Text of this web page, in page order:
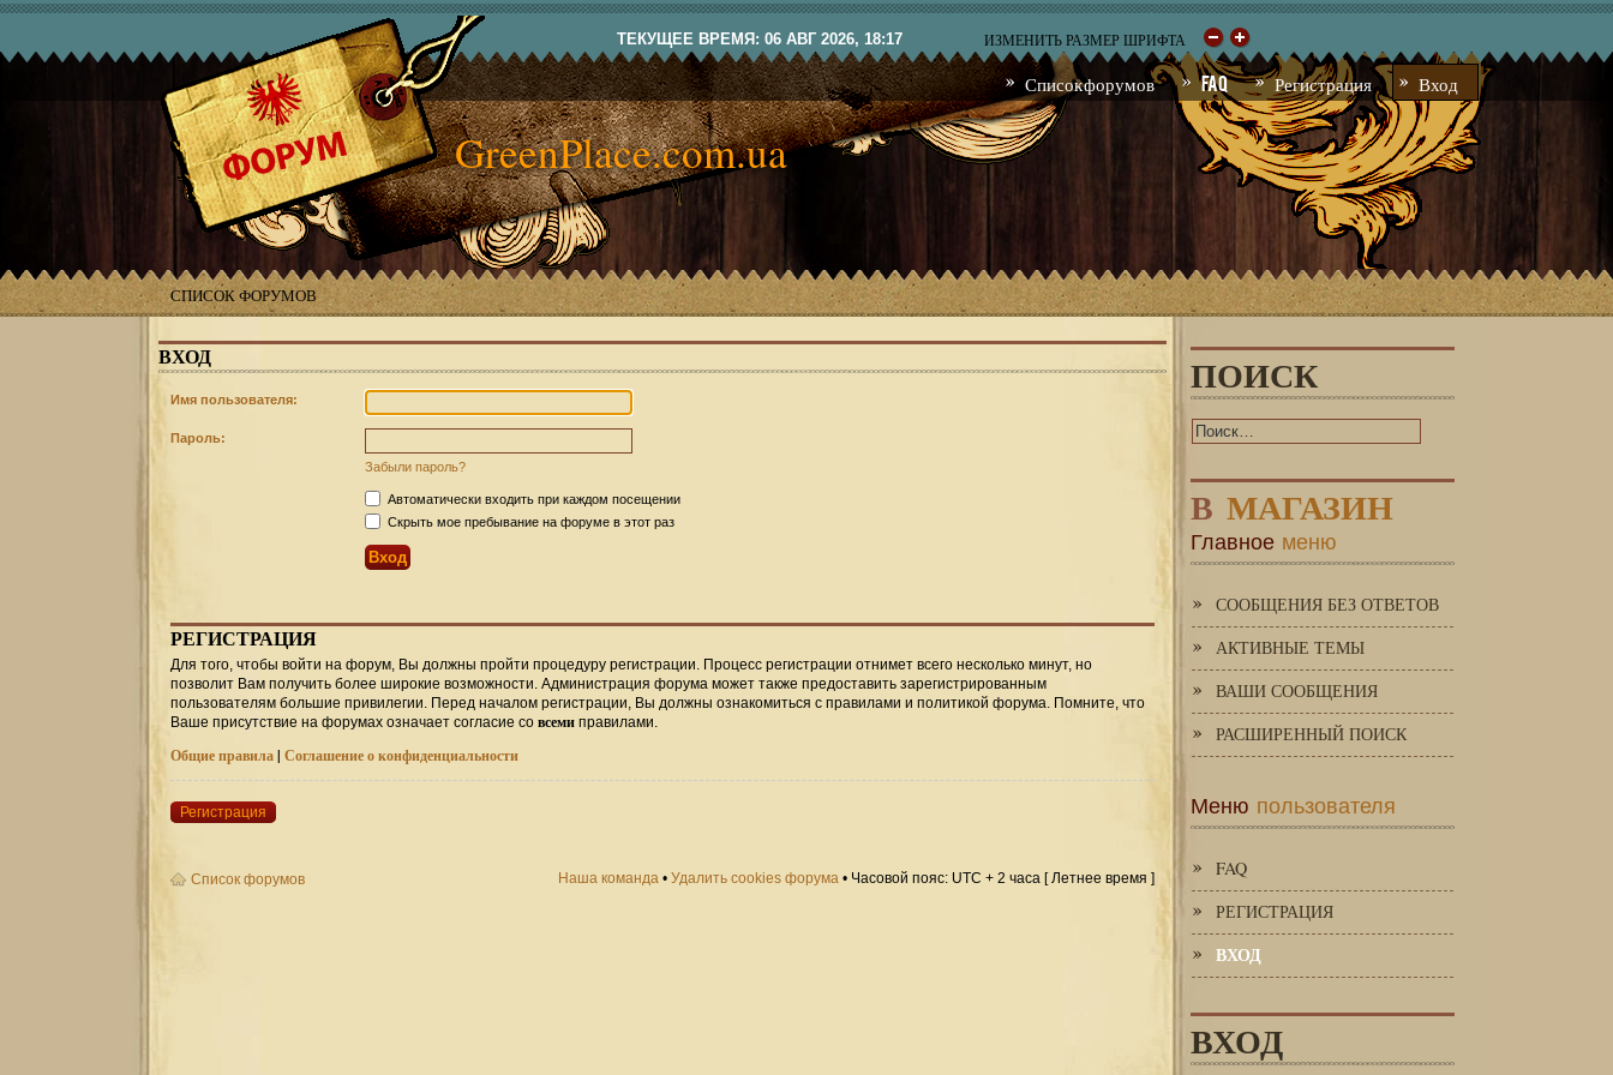
ТЕКУЩЕЕ ВРЕМЯ: 06 АВГ 2026, 18:17 ИЗМЕНИТЬ РАЗМЕР ШРИФТА
Список форумов FAQ Регистрация Вход
GreenPlace.com.ua
СПИСОК ФОРУМОВ
ВХОД
Имя пользователя:
Пароль:
Забыли пароль?
Автоматически входить при каждом посещении
Скрыть мое пребывание на форуме в этот раз
РЕГИСТРАЦИЯ
Для того, чтобы войти на форум, Вы должны пройти процедуру регистрации. Процесс регистрации отнимет всего несколько минут, но
позволит Вам получить более широкие возможности. Администрация форума может также предоставить зарегистрированным
пользователям большие привилегии. Перед началом регистрации, Вы должны ознакомиться с правилами и политикой форума. Помните, что
Ваше присутствие на форумах означает согласие со всеми правилами.
Общие правила| Соглашение о конфиденциальности
Регистрация
Список форумов Наша команда • Удалить cookies форума • Часовой пояс: UTC + 2 часа [ Летнее время ]
ПОИСК
В МАГАЗИН
Главное меню
СООБЩЕНИЯ БЕЗ ОТВЕТОВ
АКТИВНЫЕ ТЕМЫ
ВАШИ СООБЩЕНИЯ
РАСШИРЕННЫЙ ПОИСК
Меню пользователя
FAQ
РЕГИСТРАЦИЯ
ВХОД
ВХОД